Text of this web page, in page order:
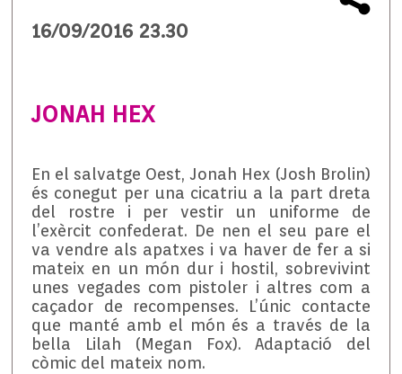
16/09/2016 23.30
JONAH HEX
En el salvatge Oest, Jonah Hex (Josh Brolin)
és conegut per una cicatriu a la part dreta
del rostre i per vestir un uniforme de
l’exèrcit confederat. De nen el seu pare el
va vendre als apatxes i va haver de fer a si
mateix en un món dur i hostil, sobrevivint
unes vegades com pistoler i altres com a
caçador de recompenses. L’únic contacte
que manté amb el món és a través de la
bella Lilah (Megan Fox). Adaptació del
còmic del mateix nom.